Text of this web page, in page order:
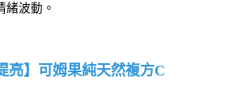
緒波動。
亮】可姆果純天然複方C